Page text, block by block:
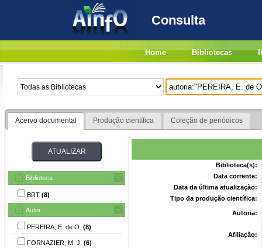
Consulta
Home Bibliotecas
Acervo documental Produção científica Coleção de periódicos
Biblioteca
BRT (8)
Autor
PEREIRA, E. de O. (8)
FORNAZIER, M. J. (6)
Biblioteca(s):
Data corrente:
Data da última atualização:
Tipo da produção científica:
Autoria:
Afiliação: